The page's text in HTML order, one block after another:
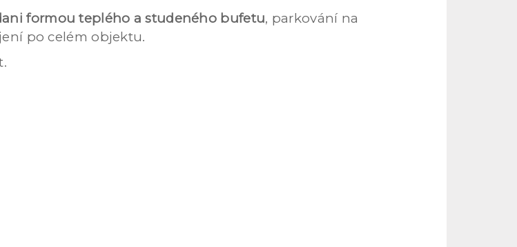
formou teplého a studeného bufetu, parkování na
po celém objektu.